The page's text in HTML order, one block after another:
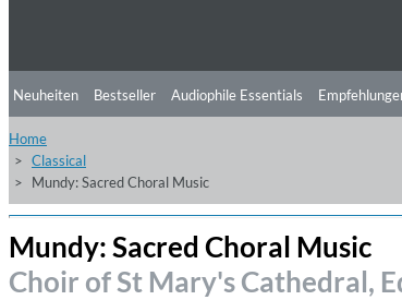
Neuheiten Bestseller Audiophile Essentials
Home
Classical
Mundy: Sacred Choral Music
Mundy: Sacred Choral Music
Choir of St Mary's Cathedral,